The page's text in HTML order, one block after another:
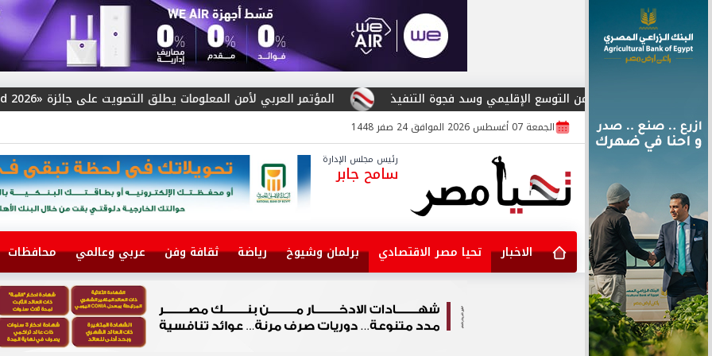
المؤتمر العربي لأمن المعلومات يطلق التصويت على جائزة «Arab Cybersecurity Social Media Influencer Award 2026» من التوسع الإقليمي وسد فجوة التنفيذ
الجمعة 07 أغسطس 2026 الموافق 24 صفر 1448
رئيس مجلس الإدارة
سامح جابر
الاخبار تحيا مصر الاقتصادي برلمان وشيوخ رياضة ثقافة وفن عربي وعالمي محافظات